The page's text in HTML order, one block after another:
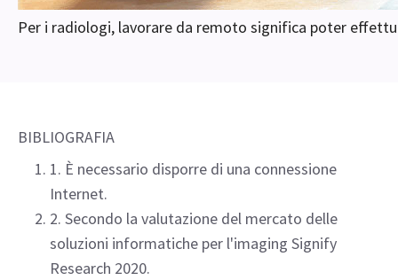
Per i radiologi, lavorare da remoto significa poter
BIBLIOGRAFIA
1. È necessario disporre di una connessione
Internet.
2. Secondo la valutazione del mercato delle
soluzioni informatiche per l'imaging Signify
Research 2020.